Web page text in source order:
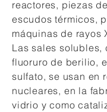
reactores, piezas
escudos térmicos,
máquinas de rayos
Las sales solubles,
fluoruro de berilio,
sulfato, se usan en
nucleares, en la
vidrio y como